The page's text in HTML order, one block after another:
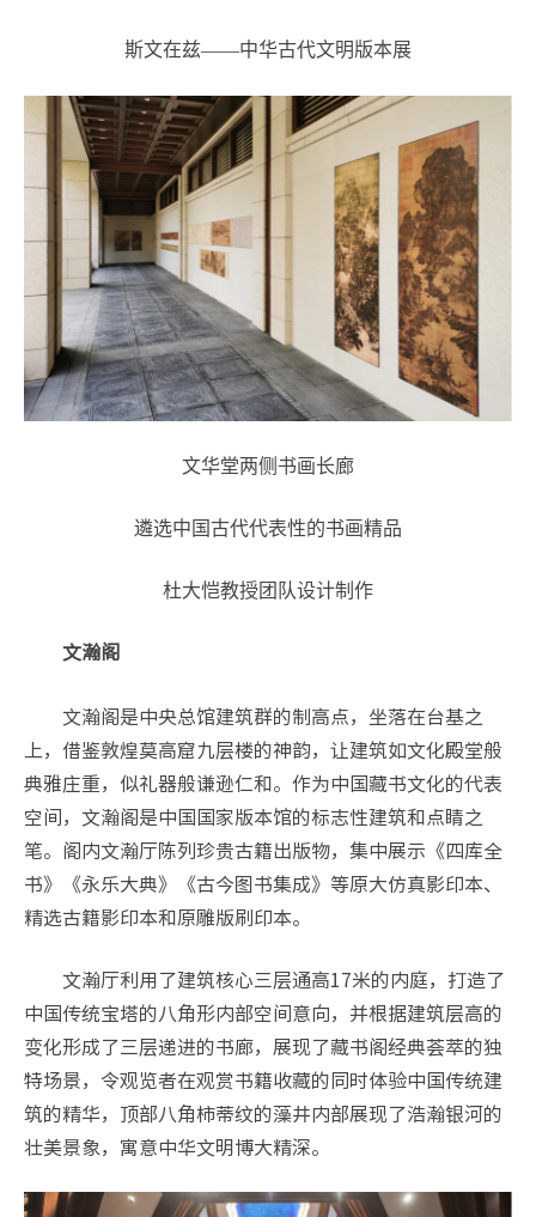
斯文在兹——中华古代文明版本展
文华堂两侧书画长廊
遴选中国古代代表性的书画精品
杜大恺教授 团队设计制作
文瀚阁
文瀚阁是中央总馆建筑群的制高点，坐落在台基之
上，借鉴敦煌莫高窟九层楼的神韵，让建筑如文化殿堂般
典雅庄重，似礼器般谦逊仁和。作为中国藏书文化的代表
空间，文瀚阁是中国国家版本馆的标志性建筑和点睛之
笔。阁内文瀚厅陈列珍贵古籍出版物，集中展示《四库全
书》《永乐大典》《古今图书集成》等原大仿真影印本、
精选古籍影印本和原雕版刷印本。
文瀚厅利用了建筑核心三层通高17米的内庭，打造了
中国传统宝塔的八角形内部空间意向，并根据建筑层高的
变化形成了三层递进的书廊，展现了藏书阁经典荟萃的独
特场景，令观览者在观赏书籍收藏的同时体验中国传统建
筑的精华，顶部八角柿蒂纹的藻井内部展现了浩瀚银河的
壮美景象，寓意中华文明博大精深。